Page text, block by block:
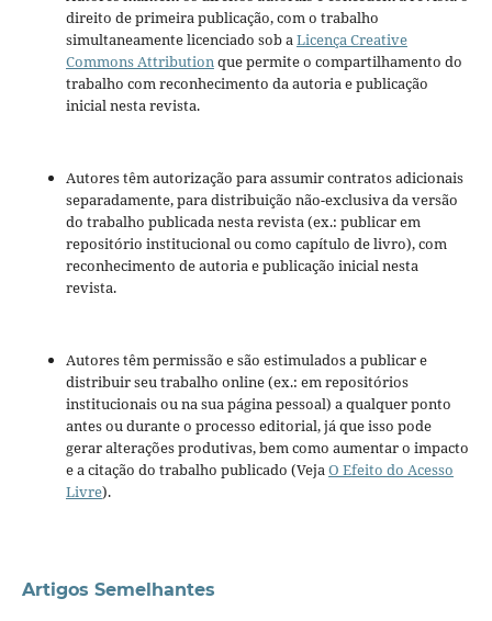
direito de primeira publicação, com o trabalho
simultaneamente licenciado sob aLicença Creative
Commons Attributionque permite o compartilhamento do
trabalho com reconhecimento da autoria e publicação
inicial nesta revista.
Autores têm autorização para assumir contratos adicionais
separadamente, para distribuição não-exclusiva da versão
do trabalho publicada nesta revista (ex.: publicar em
repositório institucional ou como capítulo de livro), com
reconhecimento de autoria e publicação inicial nesta
revista.
Autores têm permissão e são estimulados a publicar e
distribuir seu trabalho online (ex.: em repositórios
institucionais ou na sua página pessoal) a qualquer ponto
antes ou durante o processo editorial, já que isso pode
gerar alterações produtivas, bem como aumentar o impacto
e a citação do trabalho publicado (VejaO Efeito do Acesso
Livre).
Artigos Semelhantes